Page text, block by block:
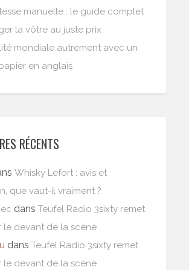
manuelle : le guide complet
la vôtre au juste prix
mondiale autrement avec un
en anglais
RÉCENTS
Whisky Lefort : avis et
que vaut-il vraiment ?
dansTeufel Radio 3sixty remet
le devant de la scène
dansTeufel Radio 3sixty remet
le devant de la scène